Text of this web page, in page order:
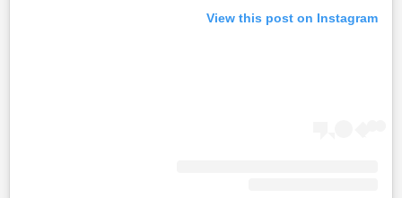
View this post on Instagram